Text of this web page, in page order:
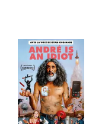
Les séances
Séances
Cinémas
À propos
Contact